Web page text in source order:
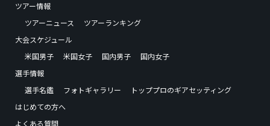
ツアー情報
ツアーニュース
ツアーランキング
大会スケジュール
米国男子
米国女子 国内男子
国内女子
選手情報
選手名鑑
フォトギャラリー
トッププロのギアセッティング
はじめての方へ
よくある質問